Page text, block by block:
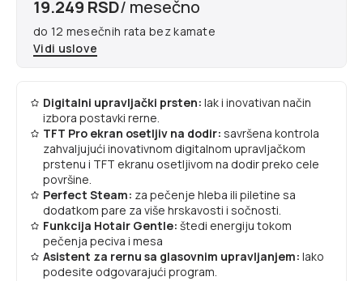
19.249 RSD/ mesečno
do 12 mesečnih rata bez kamate
Vidi uslove
Digitalni upravljački prsten: lak i inovativan način
izbora postavki rerne.
TFT Pro ekran osetljiv na dodir: savršena kontrola
zahvaljujući inovativnom digitalnom upravljačkom
prstenu i TFT ekranu osetljivom na dodir preko cele
površine.
Perfect Steam: za pečenje hleba ili piletine sa
dodatkom pare za više hrskavosti i sočnosti.
Funkcija Hotair Gentle: štedi energiju tokom
pečenja peciva i mesa
Asistent za rernu sa glasovnim upravljanjem: lako
podesite odgovarajući program.